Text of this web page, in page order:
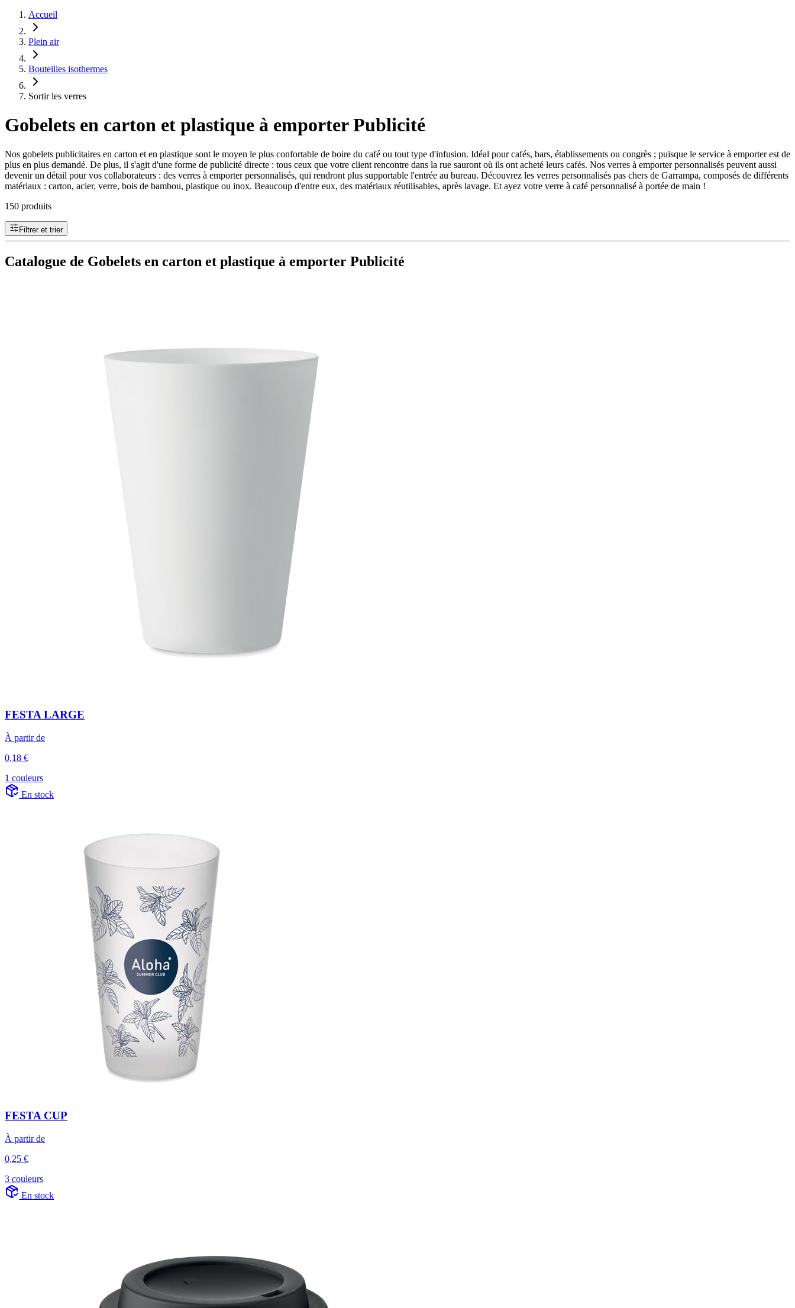
Accueil
Plein air
Bouteilles isothermes
Sortir les verres
Gobelets en carton et plastique à emporter Publicité
Nos gobelets publicitaires en carton et en plastique sont le moyen le plus confortable de boire du café ou tout type d'infusion. Idéal pour cafés, bars, établissements ou congrès ; puisque le service à emporter est de
plus en plus demandé. De plus, il s'agit d'une forme de publicité directe : tous ceux que votre client rencontre dans la rue sauront où ils ont acheté leurs cafés. Nos verres à emporter personnalisés peuvent aussi
devenir un détail pour vos collaborateurs : des verres à emporter personnalisés, qui rendront plus supportable l'entrée au bureau. Découvrez les verres personnalisés pas chers de Garrampa, composés de différents
matériaux : carton, acier, verre, bois de bambou, plastique ou inox. Beaucoup d'entre eux, des matériaux réutilisables, après lavage. Et ayez votre verre à café personnalisé à portée de main !
150 produits
Filtrer et trier
Catalogue de Gobelets en carton et plastique à emporter Publicité
FESTA LARGE
À partir de
0,18 €
1 couleurs
En stock
FESTA CUP
À partir de
0,25 €
3 couleurs
En stock